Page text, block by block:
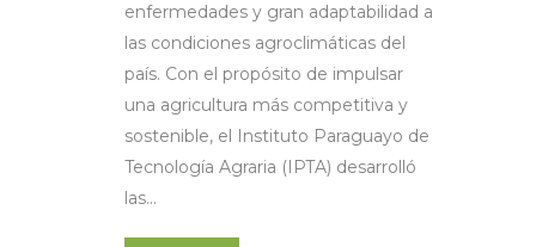
enfermedades y gran adaptabilidad a
las condiciones agroclimáticas del
país. Con el propósito de impulsar
una agricultura más competitiva y
sostenible, el Instituto Paraguayo de
Tecnología Agraria (IPTA) desarrolló
las...